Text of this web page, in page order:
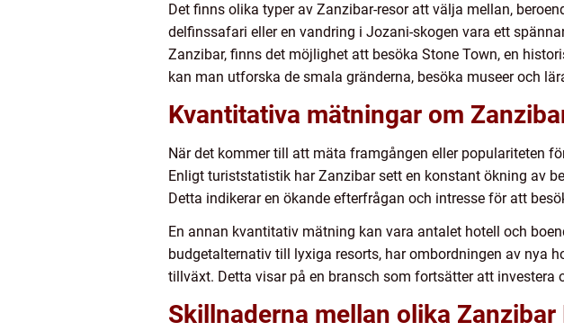
Det finns olika typer av Zanzibar-resor att välja mellan,
delfinssafari eller en vandring i Jozani-skogen vara ett
Zanzibar, finns det möjlighet att besöka Stone Town, en
kan man utforska de smala gränderna, besöka museer och
Kvantitativa mätningar om
När det kommer till att mäta framgången eller populariteten
Enligt turiststatistik har Zanzibar sett en konstant ökning av
Detta indikerar en ökande efterfrågan och intresse för att
En annan kvantitativ mätning kan vara antalet hotell och
budgetalternativ till lyxiga resorts, har ombordningen av nya
tillväxt. Detta visar på en bransch som fortsätter att investera
Skillnaderna mellan olika Zanzibar